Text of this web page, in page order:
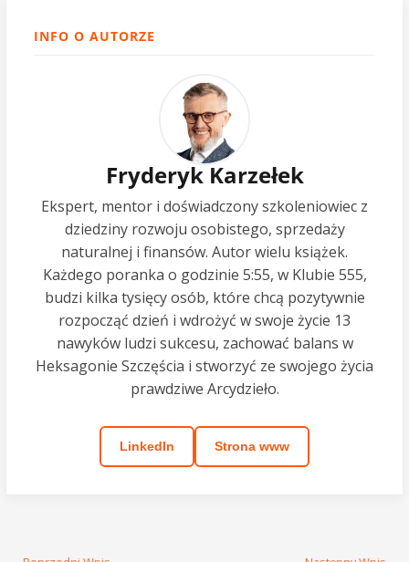
INFO O AUTORZE
Fryderyk Karzełek
Ekspert, mentor i doświadczony szkoleniowiec z
dziedziny rozwoju osobistego, sprzedaży
naturalnej i finansów. Autor wielu książek.
Każdego poranka o godzinie 5:55, w Klubie 555,
budzi kilka tysięcy osób, które chcą pozytywnie
rozpocząć dzień i wdrożyć w swoje życie 13
nawyków ludzi sukcesu, zachować balans w
Heksagonie Szczęścia i stworzyć ze swojego życia
prawdziwe Arcydzieło.
LinkedIn Strona www